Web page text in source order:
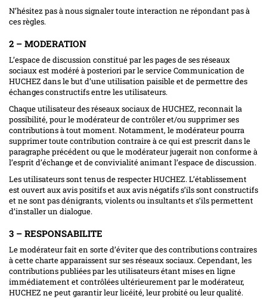
N’hésitez pas à nous signaler toute interaction ne répondant pas à
ces règles.
2 – MODERATION
L’espace de discussion constitué par les pages de ses réseaux
sociaux est modéré à posteriori par le service Communication de
HUCHEZ dans le but d’une utilisation paisible et de permettre des
échanges constructifs entre les utilisateurs.
Chaque utilisateur des réseaux sociaux de HUCHEZ, reconnait la
possibilité, pour le modérateur de contrôler et/ou supprimer ses
contributions à tout moment. Notamment, le modérateur pourra
supprimer toute contribution contraire à ce qui est prescrit dans le
paragraphe précédent ou que le modérateur jugerait non conforme à
l’esprit d’échange et de convivialité animant l’espace de discussion.
Les utilisateurs sont tenus de respecter HUCHEZ. L’établissement
est ouvert aux avis positifs et aux avis négatifs s’ils sont constructifs
et ne sont pas dénigrants, violents ou insultants et s’ils permettent
d’installer un dialogue.
3 – RESPONSABILITE
Le modérateur fait en sorte d’éviter que des contributions contraires
à cette charte apparaissent sur ses réseaux sociaux. Cependant, les
contributions publiées par les utilisateurs étant mises en ligne
immédiatement et contrôlées ultérieurement par le modérateur,
HUCHEZ ne peut garantir leur licéité, leur probité ou leur qualité.